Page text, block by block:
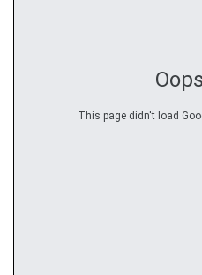
This page didn't load